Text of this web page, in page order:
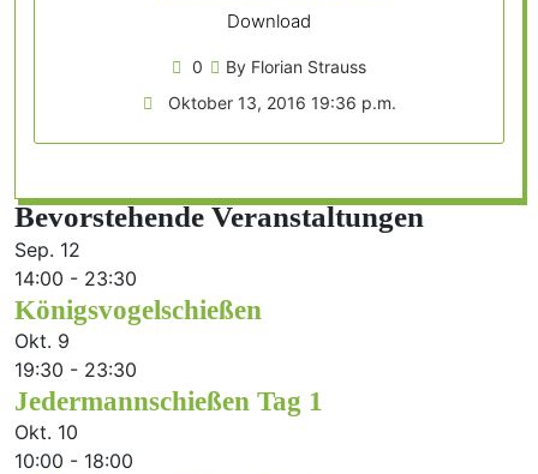
Download
0
By Florian Strauss
Oktober 13, 2016 19:36 p.m.
Bevorstehende Veranstaltungen
Sep. 12
14:00 - 23:30
Königsvogelschießen
Okt. 9
19:30 - 23:30
Jedermannschießen Tag 1
Okt. 10
10:00 - 18:00